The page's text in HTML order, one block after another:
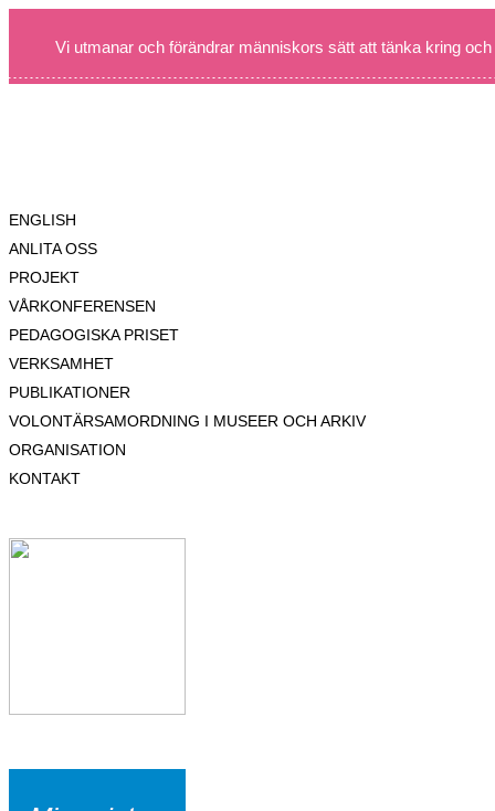
Vi utmanar och förändrar människors sätt att tänka kring
ENGLISH
ANLITA OSS
PROJEKT
VÅRKONFERENSEN
PEDAGOGISKA PRISET
VERKSAMHET
PUBLIKATIONER
VOLONTÄRSAMORDNING I MUSEER OCH ARKIV
ORGANISATION
KONTAKT